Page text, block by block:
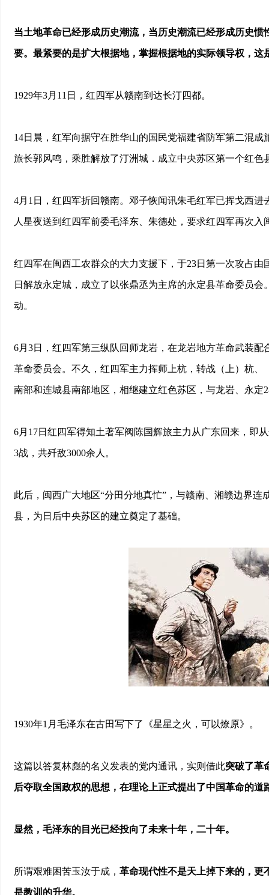
当土地革命已经形成历史潮流，当历史潮流已经形成历史
要。最紧要的是扩大根据地，掌握根据地的实际领导权，
1929年3月11日，红四军从赣南到达长汀四都。
14日晨，红军向据守在胜华山的国民党福建省防军第二混
旅长郭风鸣，乘胜解放了汀洲城．成立中央苏区第一个红
4月1日，红四军折回赣南。邓子恢闻讯朱毛红军已挥戈西
人星夜送到红四军前委毛泽东、朱德处，要求红四军再次
红四军在闽西工农群众的大力支援下，于23日第一次攻占
日解放永定城，成立了以张鼎丞为主席的永定县革命委员
动。
6月3日，红四军第三纵队回师龙岩，在龙岩地方革命武装
革命委员会。不久，红四军主力挥师上杭，转战（上）杭
南部和连城县南部地区，相继建立红色苏区，与龙岩、永定
6月17日红四军得知土著军阀陈国辉旅主力从广东回来，即
3战，共歼敌3000余人。
此后，闽西广大地区“分田分地真忙”，与赣南、湘赣边界
县，为日后中央苏区的建立奠定了基础。
1930年1月毛泽东在古田写下了《星星之火，可以燎原》。
这篇以答复林彪的名义发表的党内通讯，实则借此突破了革
后夺取全国政权的思想，在理论上正式提出了中国革命的道
显然，毛泽东的目光已经投向了未来十年，二十年。
所谓艰难困苦玉汝于成， 革命现代性不是天上掉下来的，更
是教训的升华。